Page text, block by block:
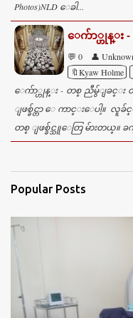
Photos)NLD ေခါ...
ေက်ာ္ဟုန္း -
💬 0 👤
🔖Kyaw Holme
ေက်ာ္ဟုန္း - တစ္ ညီမွ်ျခင္း တစ္(
ျဖစ္ခ်င္တာ ေကာင္းေပါ့။ လူခ်
တစ္ ျဖစ္ခ်င္သူေတြ မ်ားတယ္။
Popular Posts